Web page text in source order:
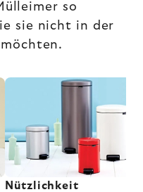
so
sie nicht in der
Nützlichkeit